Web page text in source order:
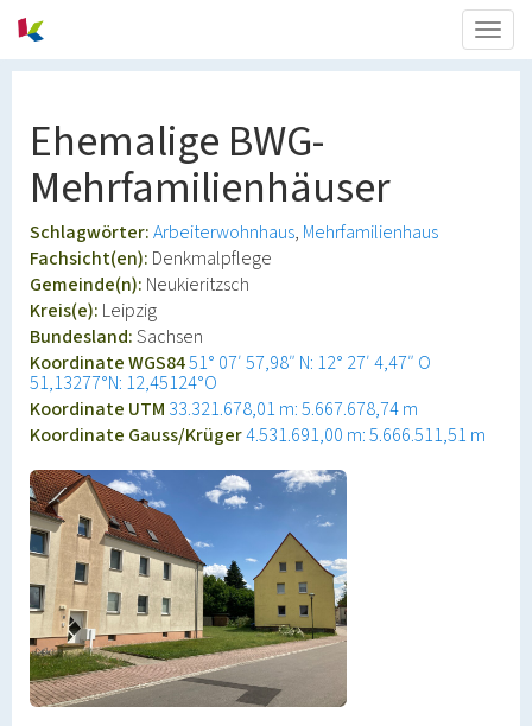
Ehemalige BWG-
Mehrfamilienhäuser
Schlagwörter:Arbeiterwohnhaus Mehrfamilienhaus
Fachsicht(en): Denkmalpflege
Gemeinde(n): Neukieritzsch
Kreis(e): Leipzig
Bundesland:Sachsen
Koordinate WGS8451° 07′ 57,98″ N: 12° 27′ 4,47″ O
51,13277°N: 12,45124°O
Koordinate UTM 33.321.678,01 m: 5.667.678,74 m
Koordinate Gauss/Krüger4.531.691,00 m: 5.666.511,51 m